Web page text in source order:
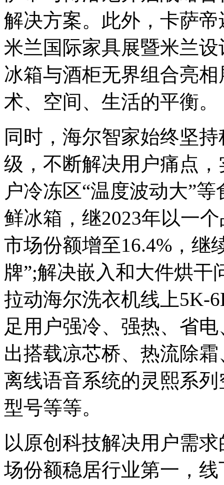
解决方案。此外，卡萨
米兰国际家具展暨米兰
冰箱与酒柜无界组合亮
术、空间、生活的平衡。
同时，海尔智家始终坚
级，不断解决用户痛点
户冷冻区“温度波动大”
鲜冰箱，继2023年以一
市场份额增至16.4%，继
牌”;解决嵌入和大件烘
拉动海尔洗衣机线上5K-
足用户强冷、强热、省
出搭载凉芯桥、热流除
离线语音系统的灵熙系
型号等等。
以原创科技解决用户需
场份额稳居行业第一，